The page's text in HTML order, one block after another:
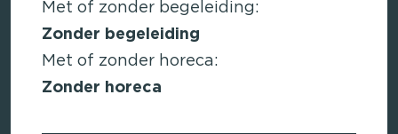
Met of zonder begeleiding:
Zonder begeleiding
Met of zonder horeca:
Zonder horeca